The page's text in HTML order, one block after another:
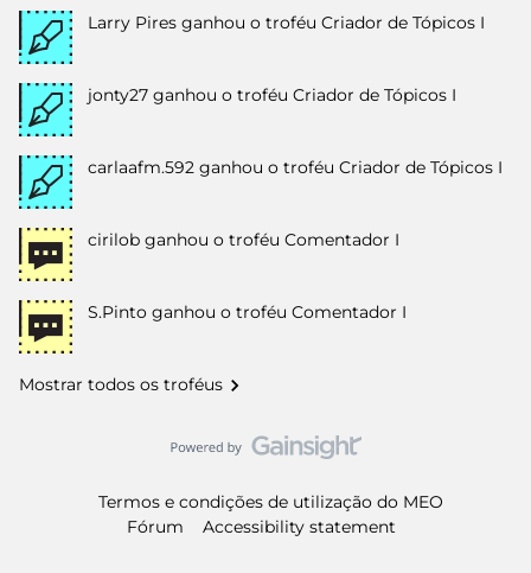
Larry Pires ganhou o troféu Criador de Tópicos I
jonty27 ganhou o troféu Criador de Tópicos I
carlaafm.592 ganhou o troféu Criador de Tópicos I
cirilob ganhou o troféu Comentador I
S.Pinto ganhou o troféu Comentador I
Mostrar todos os troféus
Termos e condições de utilização do MEO
Fórum
Accessibility statement